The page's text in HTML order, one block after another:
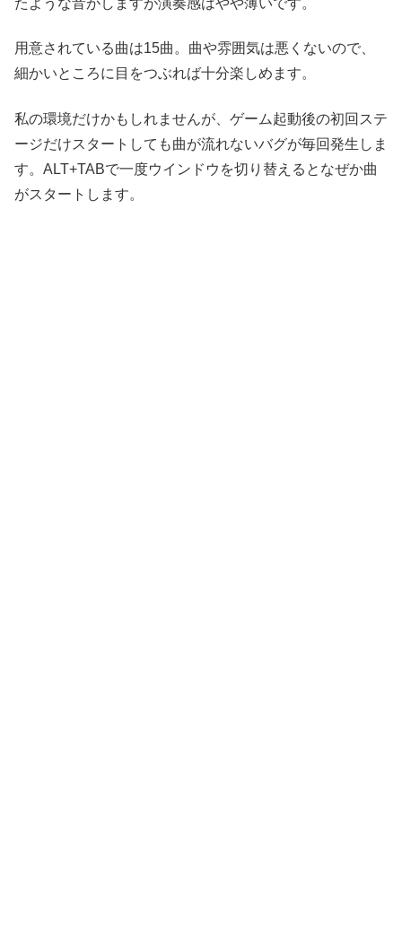
用意されている曲は15曲。曲や雰囲気は悪くないので、
細かいところに目をつぶれば十分楽しめます。
私の環境だけかもしれませんが、ゲーム起動後の初回ステ
ージだけスタートしても曲が流れないバグが毎回発生しま
す。ALT+TABで一度ウインドウを切り替えるとなぜか曲
がスタートします。